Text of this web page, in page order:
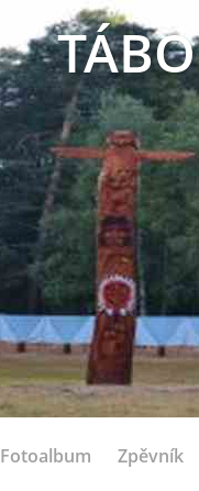
Fotoalbum Zpěvník